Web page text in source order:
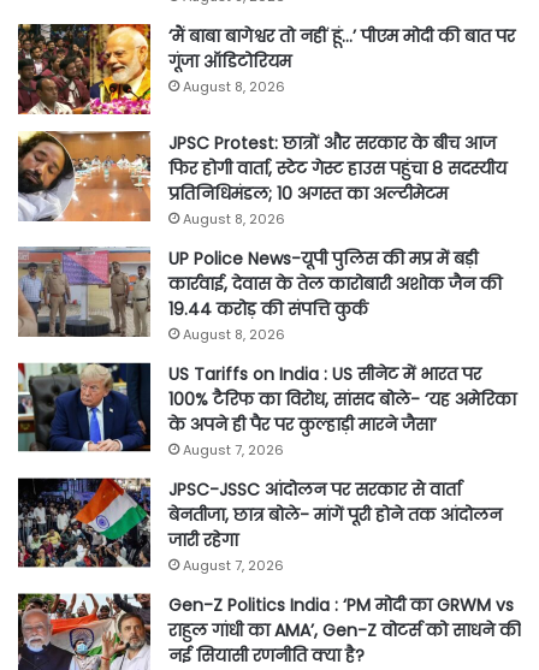
‘मैं बाबा बागेश्वर तो नहीं हूं…’ पीएम मोदी की बात पर
गूंजा ऑडिटोरियम
August 8, 2026
JPSC Protest: छात्रों और सरकार के बीच आज
फिर होगी वार्ता, स्टेट गेस्ट हाउस पहुंचा 8 सदस्यीय
प्रतिनिधिमंडल; 10 अगस्त का अल्टीमेटम
August 8, 2026
UP Police News-यूपी पुलिस की मप्र में बड़ी
कार्रवाई, देवास के तेल कारोबारी अशोक जैन की
19.44 करोड़ की संपत्ति कुर्क
August 8, 2026
US Tariffs on India : US सीनेट में भारत पर
100% टैरिफ का विरोध, सांसद बोले- ‘यह अमेरिका
के अपने ही पैर पर कुल्हाड़ी मारने जैसा’
August 7, 2026
JPSC-JSSC आंदोलन पर सरकार से वार्ता
बेनतीजा, छात्र बोले- मांगें पूरी होने तक आंदोलन
जारी रहेगा
August 7, 2026
Gen-Z Politics India : ‘PM मोदी का GRWM vs
राहुल गांधी का AMA’, Gen-Z वोटर्स को साधने की
नई सियासी रणनीति क्या है?